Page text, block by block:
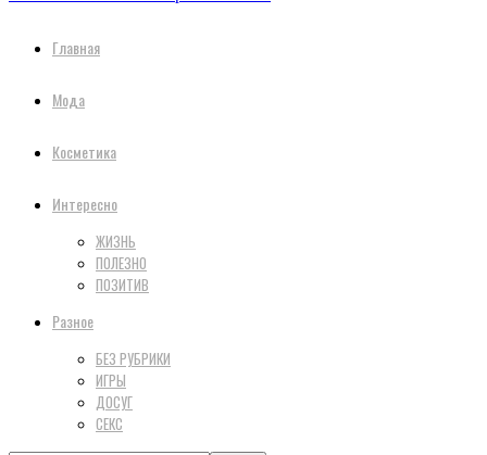
Главная
Мода
Косметика
Интересно
ЖИЗНЬ
ПОЛЕЗНО
ПОЗИТИВ
Разное
БЕЗ РУБРИКИ
ИГРЫ
ДОСУГ
СЕКС